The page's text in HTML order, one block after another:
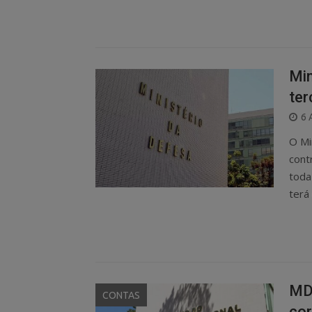
6
O
terá
CONTAS